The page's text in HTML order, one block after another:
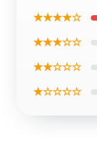
★★★★☆
★★★☆☆
★★☆☆☆
★☆☆☆☆